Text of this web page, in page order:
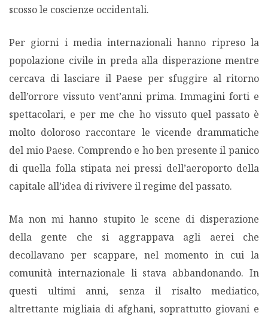
scosso le coscienze occidentali.
Per giorni i media internazionali hanno ripreso la
popolazione civile in preda alla disperazione mentre
cercava di lasciare il Paese per sfuggire al ritorno
dell’orrore vissuto vent’anni prima. Immagini forti e
spettacolari, e per me che ho vissuto quel passato è
molto doloroso raccontare le vicende drammatiche
del mio Paese. Comprendo e ho ben presente il panico
di quella folla stipata nei pressi dell’aeroporto della
capitale all’idea di rivivere il regime del passato.
Ma non mi hanno stupito le scene di disperazione
della gente che si aggrappava agli aerei che
decollavano per scappare, nel momento in cui la
comunità internazionale li stava abbandonando. In
questi ultimi anni, senza il risalto mediatico,
altrettante migliaia di afghani, soprattutto giovani e